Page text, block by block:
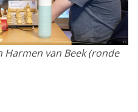
Harmen van Beek (ronde